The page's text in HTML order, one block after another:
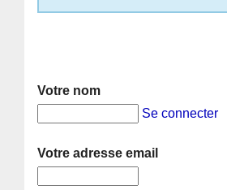
Votre nom
Se connecter
Votre adresse email